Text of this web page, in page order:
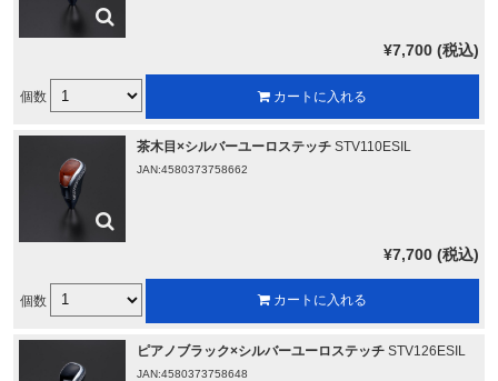
¥7,700 (税込)
個数 カートに入れる
茶木目×シルバーユーロステッチSTV110ESIL
JAN:4580373758662
¥7,700 (税込)
個数 カートに入れる
ピアノブラック×シルバーユーロステッチSTV126ESIL
JAN:4580373758648